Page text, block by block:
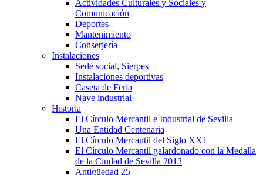
Actividades Culturales y Sociales y
Comunicación
Deportes
Mantenimiento
Conserjería
Instalaciones
Sede social, Sierpes
Instalaciones deportivas
Caseta de Feria
Nave industrial
Historia
El Círculo Mercantil e Industrial de Sevilla
Una Entidad Centenaria
El Círculo Mercantil del Siglo XXI
El Círculo Mercantil galardonado con la Medalla
de la Ciudad de Sevilla 2013
Antigüedad 25